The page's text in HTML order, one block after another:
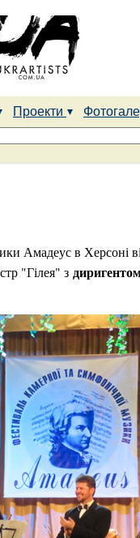
Проекти
Амадеус в Херсоні
"Гілея" з